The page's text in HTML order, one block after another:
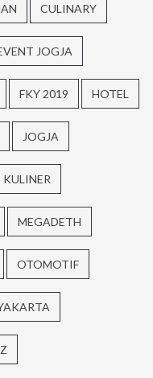
CULINARY
JOGJA
FKY 2019 HOTEL
JOGJA
KULINER
MEGADETH
OTOMOTIF